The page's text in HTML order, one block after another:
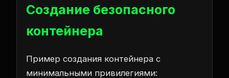
Создание безопасного
контейнера
Пример создания контейнера с
минимальными привилегиями: